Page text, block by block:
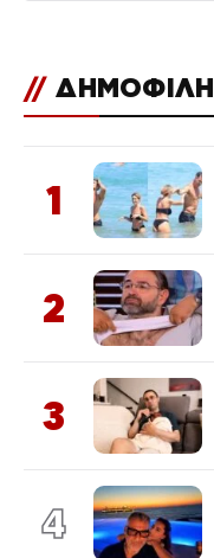
// ΔΗΜΟΦΙΛΗ
1
2
3
4